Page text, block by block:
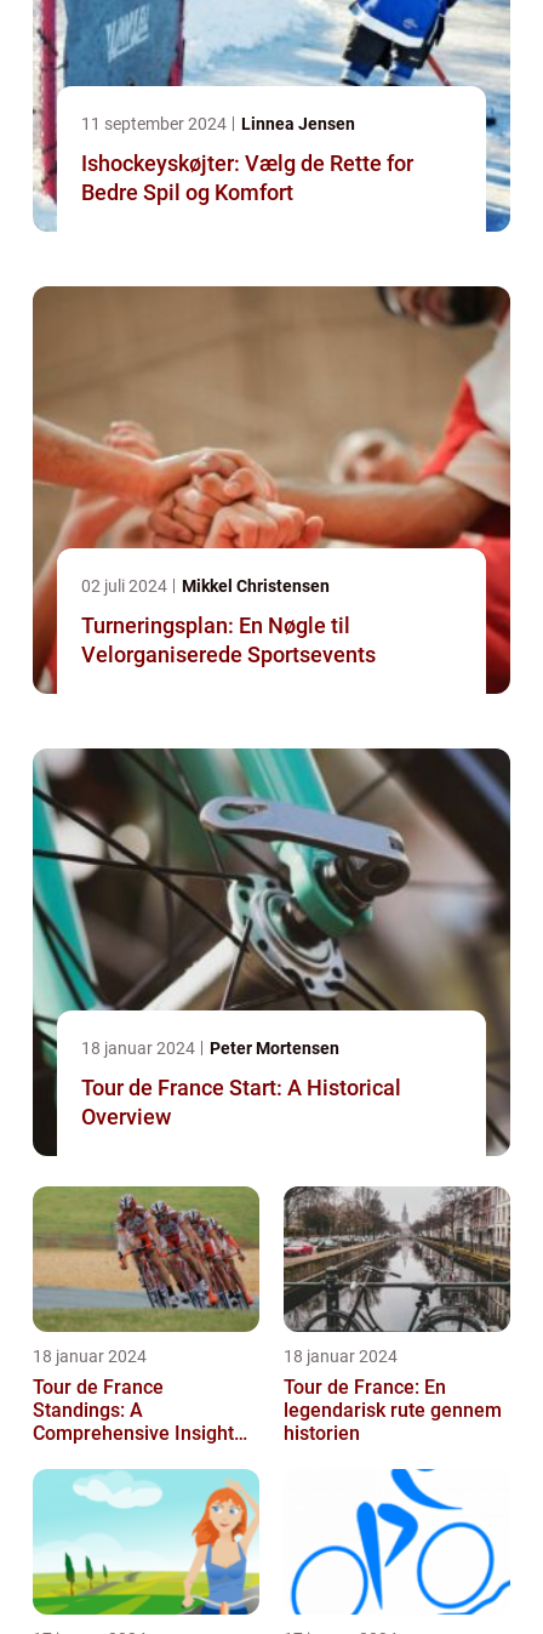
11 september 2024 Linnea Jensen
Ishockeyskøjter: Vælg de Rette for
Bedre Spil og Komfort
02 juli 2024 Mikkel Christensen
Turneringsplan: En Nøgle til
Velorganiserede Sportsevents
18 januar 2024 Peter Mortensen
Tour de France Start: A Historical
Overview
18 januar 2024
Tour de France
Standings: A
Comprehensive Insight
Race
18 januar 2024
Tour de France: En
legendarisk rute gennem
historien